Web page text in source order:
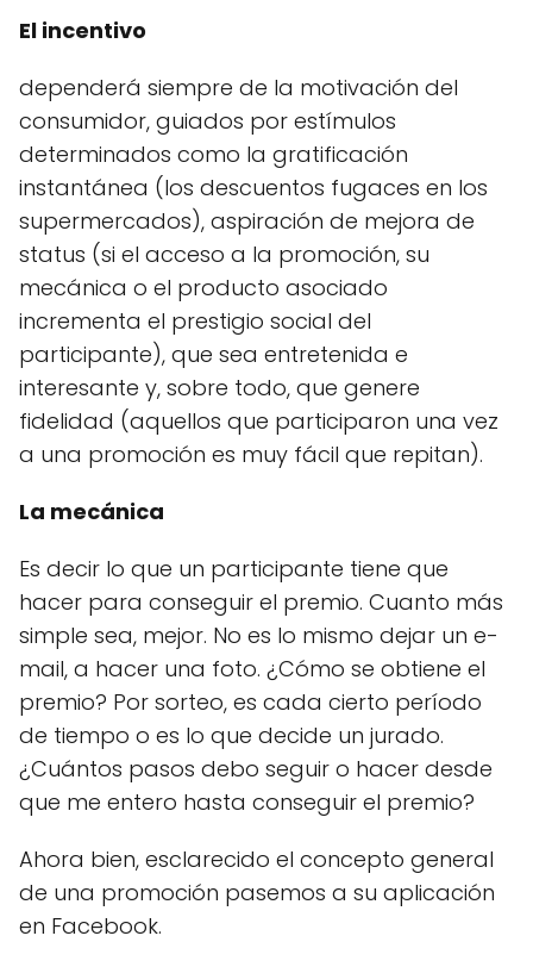
El incentivo
dependerá siempre de la motivación del
consumidor, guiados por estímulos
determinados como la gratificación
instantánea (los descuentos fugaces en los
supermercados), aspiración de mejora de
status (si el acceso a la promoción, su
mecánica o el producto asociado
incrementa el prestigio social del
participante), que sea entretenida e
interesante y, sobre todo, que genere
fidelidad (aquellos que participaron una vez
a una promoción es muy fácil que repitan).
La mecánica
Es decir lo que un participante tiene que
hacer para conseguir el premio. Cuanto más
simple sea, mejor. No es lo mismo dejar un e-
mail, a hacer una foto. ¿Cómo se obtiene el
premio? Por sorteo, es cada cierto período
de tiempo o es lo que decide un jurado.
¿Cuántos pasos debo seguir o hacer desde
que me entero hasta conseguir el premio?
Ahora bien, esclarecido el concepto general
de una promoción pasemos a su aplicación
en Facebook.